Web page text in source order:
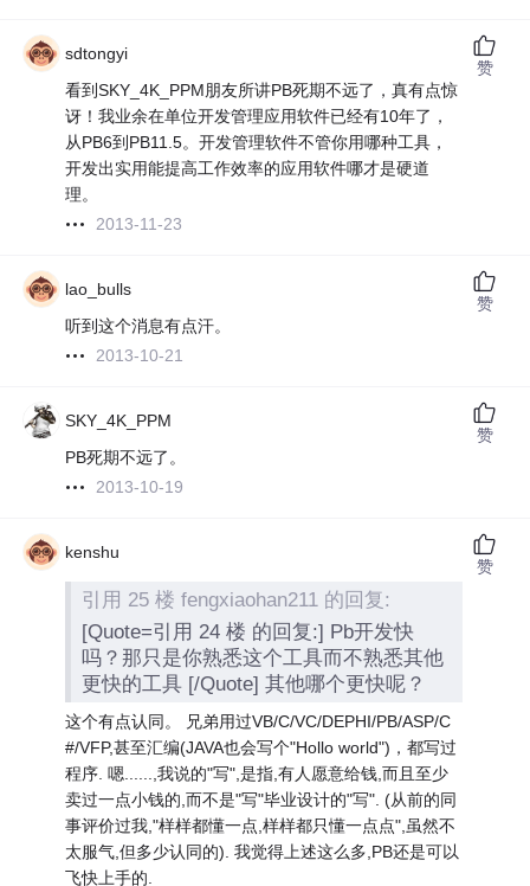
sdtongyi
看到SKY_4K_PPM朋友所讲PB死期不远了，真有点惊
讶！我业余在单位开发管理应用软件已经有10年了，
从PB6到PB11.5。开发管理软件不管你用哪种工具，
开发出实用能提高工作效率的应用软件哪才是硬道
理。
2013-11-23
赞
lao_bulls
听到这个消息有点汗。
2013-10-21
赞
SKY_4K_PPM
PB死期不远了。
2013-10-19
赞
kenshu
引用 25 楼 fengxiaohan211 的回复:
[Quote=引用 24 楼 的回复:] Pb开发快
吗？那只是你熟悉这个工具而不熟悉其他
更快的工具 [/Quote] 其他哪个更快呢？
这个有点认同。 兄弟用过VB/C/VC/DEPHI/PB/ASP/C
#/VFP,甚至汇编(JAVA也会写个"Hollo world")，都写过
程序. 嗯......,我说的"写",是指,有人愿意给钱,而且至少
卖过一点小钱的,而不是"写"毕业设计的"写". (从前的同
事评价过我,"样样都懂一点,样样都只懂一点点",虽然不
太服气,但多少认同的). 我觉得上述这么多,PB还是可以
飞快上手的.
赞